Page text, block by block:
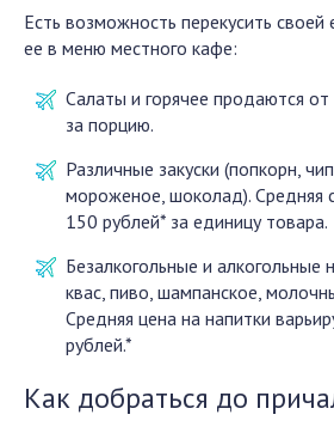
Есть возможность перекусить своей
ее в меню местного кафе:
Салаты и горячее продаются
за порцию.
Различные закуски (попкорн,
мороженое, шоколад). Средняя
150 рублей* за единицу товара.
Безалкогольные и алкогольные
квас, пиво, шампанское,
Средняя цена на напитки
рублей.*
Как добраться до